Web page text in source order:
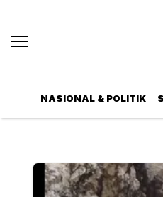
NASIONAL & POLITIK